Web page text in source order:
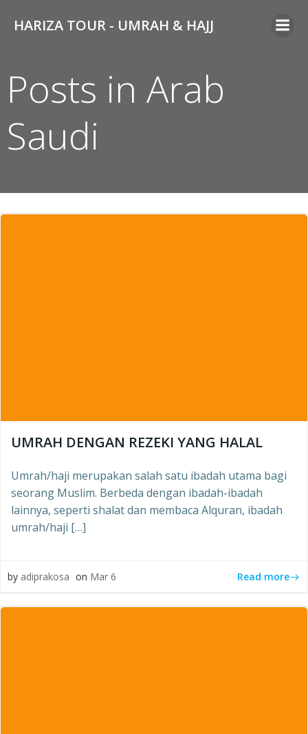
to
HARIZA TOUR - UMRAH & HAJJ
Posts in Arab
Saudi
UMRAH DENGAN REZEKI YANG HALAL
Umrah/haji merupakan salah satu ibadah utama bagi
seorang Muslim. Berbeda dengan ibadah-ibadah
lainnya, seperti shalat dan membaca Alquran, ibadah
umrah/haji […]
by adiprakosa on Mar 6 Read more